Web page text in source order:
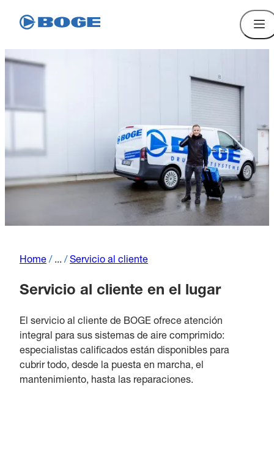
Home / ... / Servicio al cliente
Servicio al cliente en el lugar
El servicio al cliente de BOGE ofrece atención
integral para sus sistemas de aire comprimido:
especialistas calificados están disponibles para
cubrir todo, desde la puesta en marcha, el
mantenimiento, hasta las reparaciones.